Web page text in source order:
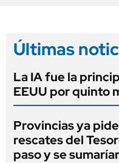
Últimas
La IA fue la
EEUU por quinto
Provincias ya
rescates del
paso y se